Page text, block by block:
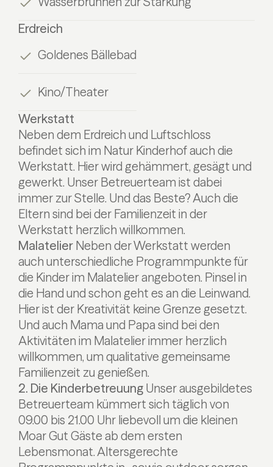
Erdreich
Goldenes Bällebad
Kino/Theater
Werkstatt
Neben dem Erdreich und Luftschloss
befindet sich im Natur Kinderhof auch die
Werkstatt. Hier wird gehämmert, gesägt und
gewerkt. Unser Betreuerteam ist dabei
immer zur Stelle. Und das Beste? Auch die
Eltern sind bei der Familienzeit in der
Werkstatt herzlich willkommen.
Malatelier Neben der Werkstatt werden
auch unterschiedliche Programmpunkte für
die Kinder im Malatelier angeboten. Pinsel in
die Hand und schon geht es an die Leinwand.
Hier ist der Kreativität keine Grenze gesetzt.
Und auch Mama und Papa sind bei den
Aktivitäten im Malatelier immer herzlich
willkommen, um qualitative gemeinsame
Familienzeit zu genießen.
2. Die Kinderbetreuung Unser ausgebildetes
Betreuerteam kümmert sich täglich von
09.00 bis 21.00 Uhr liebevoll um die kleinen
Moar Gut Gäste ab dem ersten
Lebensmonat. Altersgerechte